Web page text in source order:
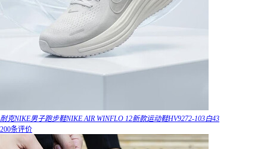
耐克NIKE男子跑步鞋NIKE AIR WINFLO 12新款运动鞋HV9272-103白43
200条评价